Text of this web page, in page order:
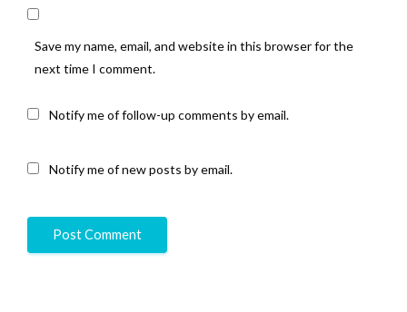
Save my name, email, and website in this browser for the
next time I comment.
Notify me of follow-up comments by email.
Notify me of new posts by email.